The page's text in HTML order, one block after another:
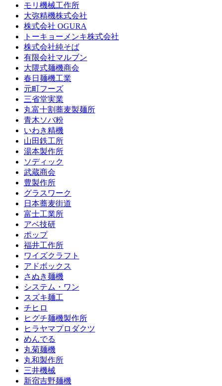
モリ機械工作所
大弥精機株式会社
株式会社 OGURA
トーキョーメンキ株式会社
株式会社純そば
有限会社マルブン
大隈式麺機商会
春日麺機工業
元町フーズ
三省堂実業
丸富十割蕎麦製麺所
青木ソバ粉
いわき精機
山田鉄工所
湯本製作所
ソディック
武蔵商会
豊製作所
グラスワーク
日本蕎麦街道
富士工業所
アベ技研
ポップ
福井工作所
ワイズクラフト
アドボックス
さぬき麺機
システム・ワン
スズキ麺工
チヒロ
ヒグチ麺機製作所
ヒラヤマプロダクツ
めんでる
丸菊麺機
丸和製作所
三井機械
新宿吉野麺機